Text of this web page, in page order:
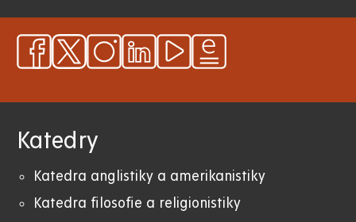
Katedry
Katedra anglistiky a amerikanistiky
Katedra filosofie a religionistiky